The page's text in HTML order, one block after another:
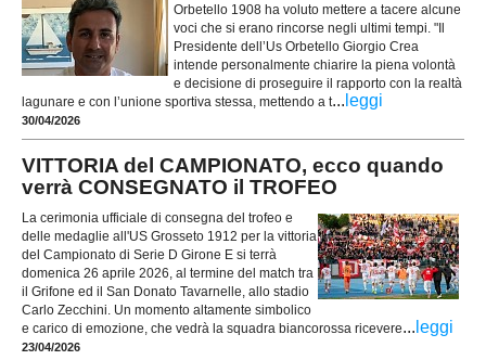
Orbetello 1908 ha voluto mettere a tacere alcune
voci che si erano rincorse negli ultimi tempi. "Il
Presidente dell’Us Orbetello Giorgio Crea
intende personalmente chiarire la piena volontà
e decisione di proseguire il rapporto con la realtà
lagunare e con l’unione sportiva stessa, mettendo a t... leggi
30/04/2026
VITTORIA del CAMPIONATO, ecco quando
verrà CONSEGNATO il TROFEO
La cerimonia ufficiale di consegna del trofeo e
delle medaglie all'US Grosseto 1912 per la vittoria
del Campionato di Serie D Girone E si terrà
domenica 26 aprile 2026, al termine del match tra
il Grifone ed il San Donato Tavarnelle, allo stadio
Carlo Zecchini. Un momento altamente simbolico
e carico di emozione, che vedrà la squadra biancorossa ricevere... leggi
23/04/2026